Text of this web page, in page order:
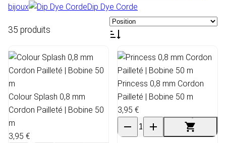
bijoux
Dip Dye Corde
35 produits
Colour Splash 0,8 mm
Cordon Pailleté | Bobine 50
m
3,95 €
Princess 0,8 mm Cordon
Pailleté | Bobine 50 m
3,95 €